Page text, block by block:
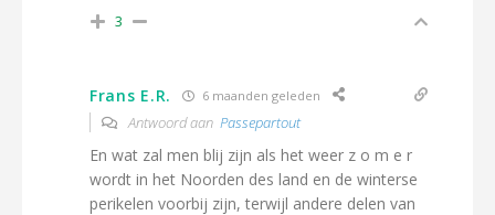
3
Frans E.R. 6 maanden geleden
Antwoord aan Passepartout
En wat zal men blij zijn als het weer z o m e r
wordt in het Noorden des land en de winterse
perikelen voorbij zijn, terwijl andere delen van